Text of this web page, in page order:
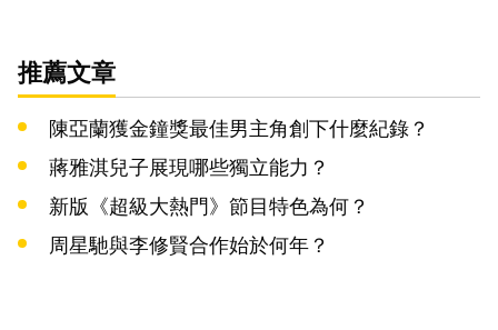
推薦文章
陳亞蘭獲金鐘獎最佳男主角創下什麼紀錄？
蔣雅淇兒子展現哪些獨立能力？
新版《超級大熱門》節目特色為何？
周星馳與李修賢合作始於何年？